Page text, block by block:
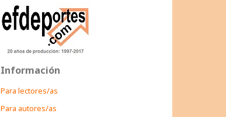
Información
Para lectores/as
Para autores/as